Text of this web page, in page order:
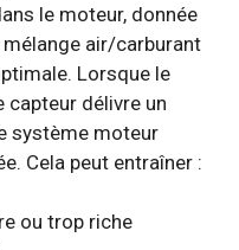
le moteur, donnée
air/carburant
Lorsque le
délivre un
système moteur
Cela peut entraîner :
ou trop riche